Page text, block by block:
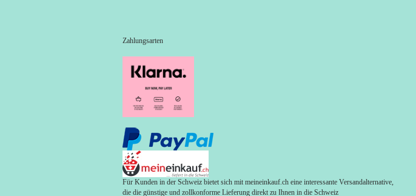
Zahlungsarten
Für Kunden in der Schweiz bietet sich mit meineinkauf.ch eine interessante Versandalternative,
die die günstige und zollkonforme Lieferung direkt zu Ihnen in die Schweiz